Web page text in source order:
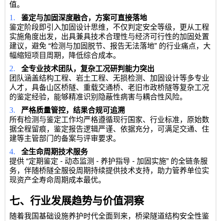
值。
1.
鉴定与加固深度融合，方案可直接落地
鉴定阶段即引入加固设计思维，不仅判定安全等级，更从工程
实施角度出发，出具兼具技术合理性与经济可行性的加固处置
建议，避免 “检测与加固脱节、报告无法落地” 的行业痛点，大
幅缩短项目周期，降低综合成本。
2.
全专业技术团队，复杂工况研判能力突出
团队涵盖结构工程、岩土工程、无损检测、加固设计等多专业
人才，具备山区桥隧、重载交通桥、老旧市政桥隧等复杂工况
的鉴定经验，能够精准识别隐蔽性病害与耦合性风险。
3.
严格质量管控，结果合规可追溯
所有检测与鉴定工作均严格遵循现行国家、行业标准，原始数
据全程留痕，鉴定报告逻辑严谨、依据充分，可满足交通、住
建等主管部门的备案与评审要求。
4.
全生命周期技术服务
提供 “定期鉴定 -动态监测 -养护指导 -加固实施” 的全链条服
务，伴随桥隧全服役周期持续提供技术支持，助力管养单位实
现资产全寿命周期成本最优。
七、行业发展趋势与价值洞察
随着我国基础设施养护时代全面到来，桥梁隧道结构安全性鉴